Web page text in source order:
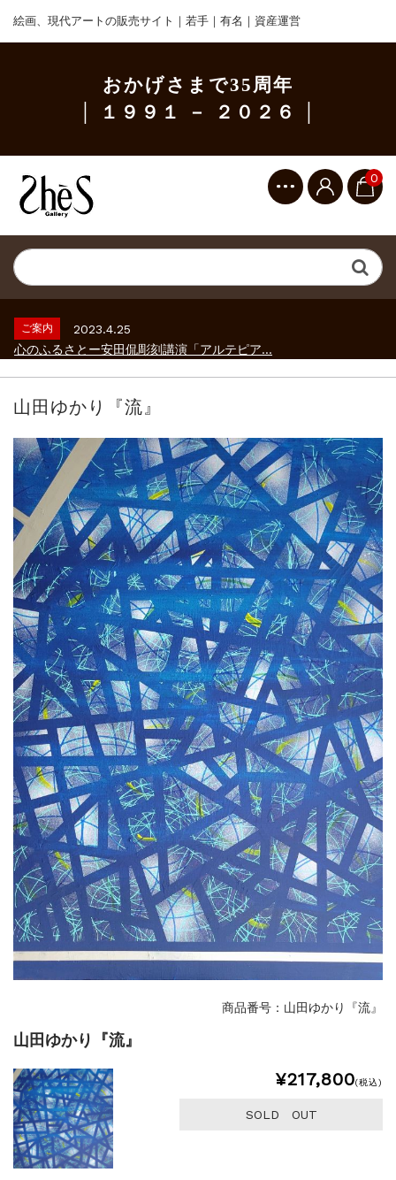
絵画、現代アートの販売サイト｜若手｜有名｜資産運営
おかげさまで35周年
│ １９９１ － ２０２６ │
0
ギャラリーシーズ「秋の美術散歩 京都・大...
ご案内
2026.2.17
ご案内
2023.4.25
心のふるさとー安田侃彫刻講演「アルテピア...
ご案内
2026.2.17
ご案内
2023.4.25
心のふるさとー安田侃彫刻講演「アルテピア...
ご案内
2023.2.25
ギャラリーシーズ「秋の美術散歩 京都・大...
山田ゆかり『流』
商品番号：山田ゆかり『流』
山田ゆかり『流』
¥217,800(税込)
SOLD OUT